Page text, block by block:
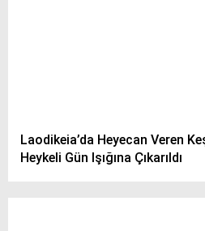
Laodikeia’da Heyecan Veren
Heykeli Gün Işığına Çıkarıldı